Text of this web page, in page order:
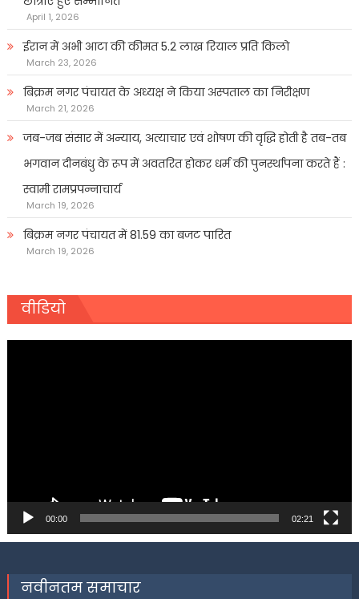
April 1, 2026
ईरान में अभी आटा की कीमत 5.2 लाख रियाल प्रति किलो
March 23, 2026
बिक्रम नगर पंचायत के अध्यक्ष ने किया अस्पताल का निरीक्षण
March 21, 2026
जब-जब संसार में अन्याय, अत्याचार एवं शोषण की वृद्धि होती है तब-तब
भगवान दीनबंधु के रूप में अवतरित होकर धर्म की पुनर्स्थापना करते हैं :
स्वामी रामप्रपन्नाचार्य
March 19, 2026
बिक्रम नगर पंचायत में 81.59 का बजट पारित
March 19, 2026
वीडियो
00:00 02:21
नवीनतम समाचार